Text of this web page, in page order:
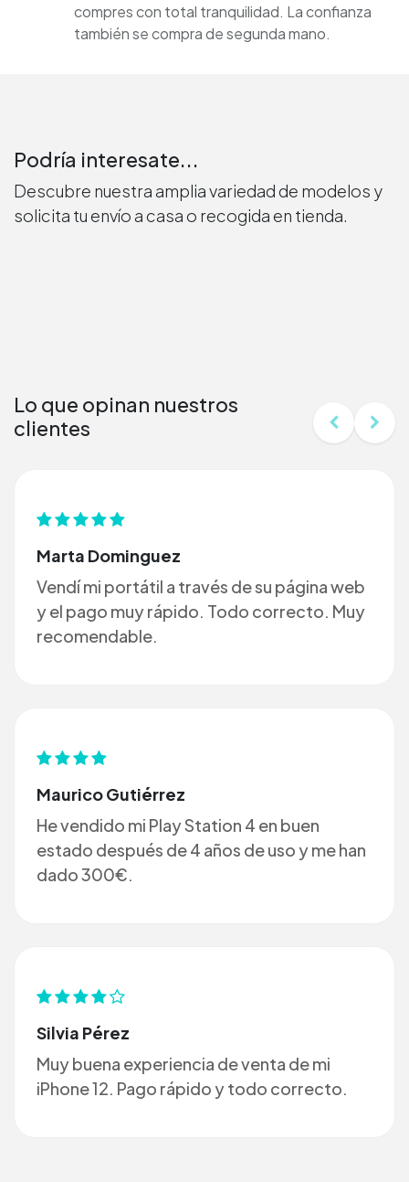
compres con total tranquilidad. La confianza
también se compra de segunda mano.
Podría interesate...
Descubre nuestra amplia variedad de modelos y
solicita tu envío a casa o recogida en tienda.
Lo que opinan nuestros
clientes
Marta Dominguez
Vendí mi portátil a través de su página web
y el pago muy rápido. Todo correcto. Muy
recomendable.
Maurico Gutiérrez
He vendido mi Play Station 4 en buen
estado después de 4 años de uso y me han
dado 300€.
Silvia Pérez
Muy buena experiencia de venta de mi
iPhone 12. Pago rápido y todo correcto.